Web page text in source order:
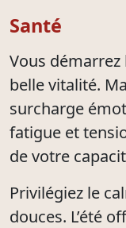
Santé
Vous démarrez
belle vitalité.
surcharge
fatigue et
de votre
Privilégiez le
douces. L’été